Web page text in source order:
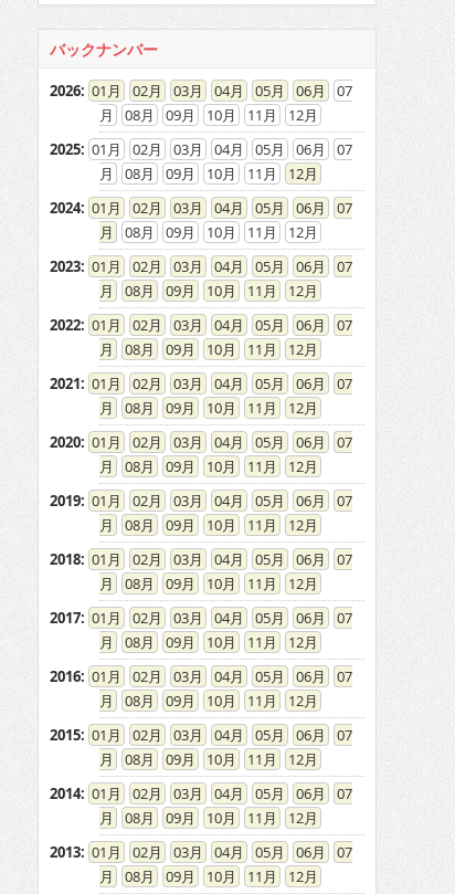
バックナンバー
2026: 01 02 03 04 05 06
07
08
09 10 11
12
2025: 01 02 03 04 05 06
07
08
09 10 11
12
2024: 01 02 03 04 05 06
07
08
09 10 11
12
2023: 01 02 03 04 05 06
07
08
09 10 11
12
2022: 01 02 03 04 05 06
07
08
09 10 11
12
2021: 01 02 03 04 05 06
07
08
09 10 11
12
2020: 01 02 03 04 05 06
07
08
09 10 11
12
2019: 01 02 03 04 05 06
07
08
09 10 11
12
2018: 01 02 03 04 05 06
07
08
09 10 11
12
2017: 01 02 03 04 05 06
07
08
09 10 11
12
2016: 01 02 03 04 05 06
07
08
09 10 11
12
2015: 01 02 03 04 05 06
07
08
09 10 11
12
2014: 01 02 03 04 05 06
07
08
09 10 11
12
2013: 01 02 03 04 05 06
07
08
09 10 11
12